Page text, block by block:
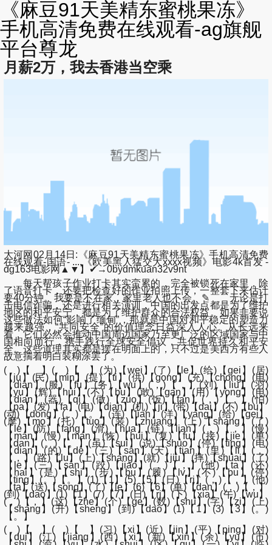
《麻豆91天美精东蜜桃果冻》
手机高清免费在线观看-ag旗舰
平台尊龙
月薪2万，我去香港当空乘
大河网02月14日:《麻豆91天美精东蜜桃果冻》手机高清免费
在线观看-国语- ...,《欧美黑人猛交大xxxx视频》电影4k首发 -
dg163电影网▲▼】✔→0bydmkuan32v9nt
每天帮孩子作业打卡其实蛮累的，完全被锁死在家里，除
了语音打卡，还要把检查好的作业拍照上传，一整套下来估计
要40分钟。我要是不在家，家里老人也不会。✎ 无论是打
击电信诈骗，还是进行相关演训，中国的出发点都是为了维护
地区的和平安宁，都是为了维护群众的合法权益。如果非要说
这些做法如何“影响了缅甸”，那就是中国对和平稳定的塑造力
越来越强，“共同安全”的价值理念日益深入人心。从长远来
看，它们必然会推动中国周边国家乃至更广泛的区域国家与中
国相向而行，携手践行全球安全倡议，共促世界持久和平安
全。这些道理其实都是摆在明面上的，只不过是美西方有些人
故意揣着明白装糊涂罢了。
( )【 】( )【 】(为)【wei】(了)【le】(给)【gei】(居)
【ju】(民)【min】(提)【ti】(供)【gong】(充)【chong】(电)
【dian】(服)【fu】(务)【wu】(，)【，】(刘)【liu】(羽)
【yu】(辉)【hui】(不)【bu】(敢)【gan】(用)【yong】(电)
【dian】(器)【qi】(做)【zuo】(饭)【fan】(，)【，】(怕)
【pa】(发)【fa】(电)【dian】(机)【ji】(带)【dai】(不)【bu】
(动)【dong】(。)【。】(连)【lian】(洋)【yang】(给)【gei】
(摩)【mo】(托)【tuo】(装)【zhuang】(上)【shang】(了)
【le】(防)【fang】(滑)【hua】(链)【lian】(，)【，】(慢)
【man】(慢)【man】(恢)【hui】(复)【fu】(接)【jie】(单)
【dan】(。)【。】(虽)【sui】(说)【shuo】(停)【ting】(电)
【dian】(的)【de】(三)【san】(天)【tian】(里)【li】(，)
【，】(路)【lu】(上)【shang】(就)【jiu】(摔)【shuai】(了)
【le】(三)【san】(跤)【jiao】(，)【，】(他)【ta】(还)
【hai】(是)【shi】(步)【bu】(履)【lv】(不)【bu】(停)
【ting】(。)【。】(1)【1】(5)【5】(日)【ri】(，)【，】(他)
【ta】(送)【song】(了)【le】(6)【6】(单)【dan】(，)【，】
(到)【dao】(1)【1】(7)【7】(日)【ri】(下)【xia】(午)【wu】
(，)【，】(这)【zhe】(个)【ge】(数)【shu】(字)【zi】(上)
【shang】(升)【sheng】(到)【dao】(1)【1】(3)【3】(。)
【。】
( )【 】( )【 】(习)【xi】(近)【jin】(平)【ping】(对)
【dui】(江)【jiang】(西)【xi】(新)【xin】(余)【yu】(市)